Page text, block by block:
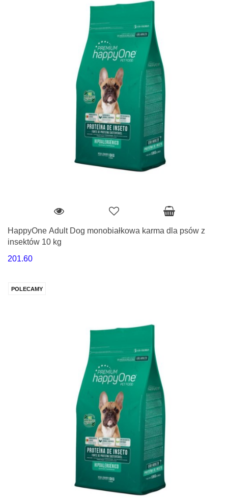
HappyOne Adult Dog monobiałkowa karma dla psów z
insektów 10 kg
201.60
POLECAMY